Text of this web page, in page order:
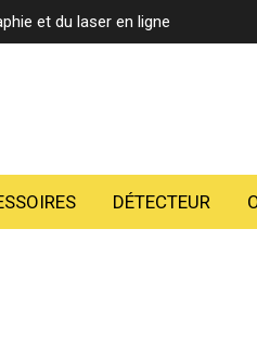
et du laser en ligne
DÉTECTEUR